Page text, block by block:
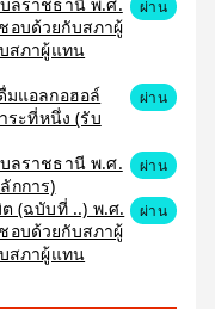
อบด้วยกับสภาผู้
สภาผู้แทน
ผ่าน
แอลกอฮอล์
ระที่หนึ่ง (รับ
ผ่าน
ลราชธานี พ.ศ.
กการ)
ผ่าน
(ฉบับที่ ..) พ.ศ.
อบด้วยกับสภาผู้
สภาผู้แทน
ผ่าน